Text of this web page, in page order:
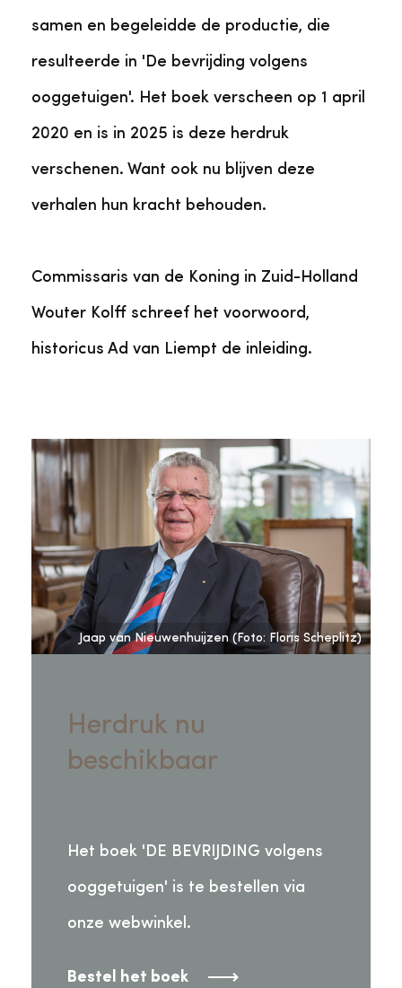
samen en begeleidde de productie, die
resulteerde in 'De bevrijding volgens
ooggetuigen'. Het boek verscheen op 1 april
2020 en is in 2025 is deze herdruk
verschenen. Want ook nu blijven deze
verhalen hun kracht behouden.
Commissaris van de Koning in Zuid-Holland
Wouter Kolff schreef het voorwoord,
historicus Ad van Liempt de inleiding.
Herdruk nu
beschikbaar
Het boek 'DE BEVRIJDING volgens
ooggetuigen' is te bestellen via
onze webwinkel.
Bestel het boek
Jaap van Nieuwenhuijzen (Foto: Floris Scheplitz)